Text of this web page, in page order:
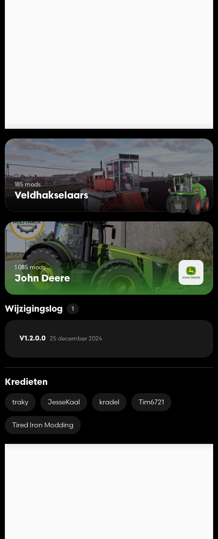
185 mods
Veldhakselaars
1 085 mods
John Deere
Wijzigingslog 1
V1.2.0.0 25 december 2024
Kredieten
traky JesseKaal kradel Tim6721
Tired Iron Modding